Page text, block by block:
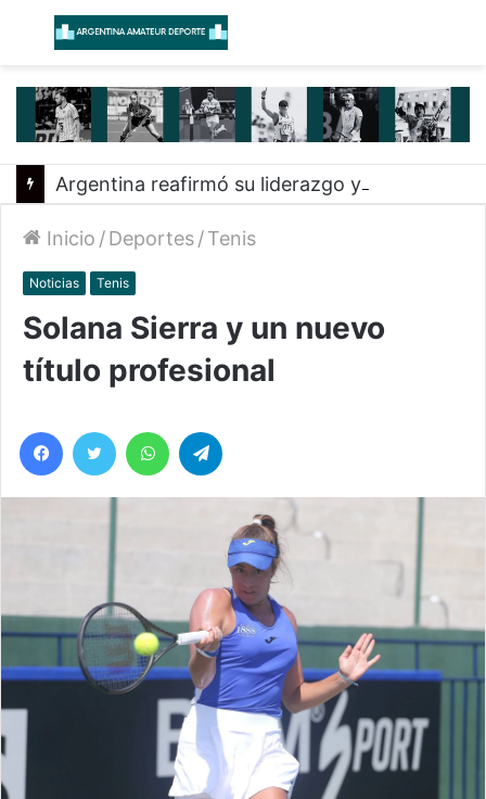
Menú
Inicio /Deportes/Tenis
Noticias Tenis
Solana Sierra y un nuevo
título profesional
Facebook
Twitter WhatsApp